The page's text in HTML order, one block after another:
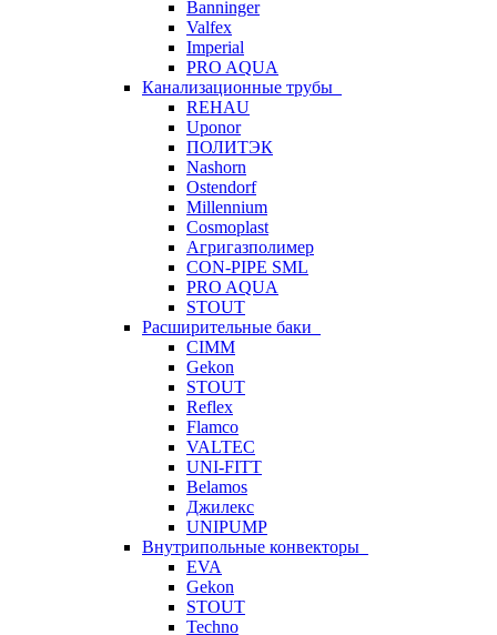
Banninger
Valfex
Imperial
PRO AQUA
Канализационные трубы
REHAU
Uponor
ПОЛИТЭК
Nashorn
Ostendorf
Millennium
Cosmoplast
Агригазполимер
CON-PIPE SML
PRO AQUA
STOUT
Расширительные баки
CIMM
Gekon
STOUT
Reflex
Flamco
VALTEC
UNI-FITT
Belamos
Джилекс
UNIPUMP
Внутрипольные конвекторы
EVA
Gekon
STOUT
Techno